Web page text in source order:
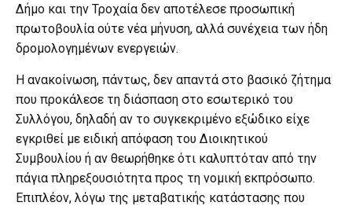
Δήμο και την Τροχαία δεν αποτέλεσε προσωπική
πρωτοβουλία ούτε νέα μήνυση, αλλά συνέχεια των ήδη
δρομολογημένων ενεργειών.
Η ανακοίνωση, πάντως, δεν απαντά στο βασικό ζήτημα
που προκάλεσε τη διάσπαση στο εσωτερικό του
Συλλόγου, δηλαδή αν το συγκεκριμένο εξώδικο είχε
εγκριθεί με ειδική απόφαση του Διοικητικού
Συμβουλίου ή αν θεωρήθηκε ότι καλυπτόταν από την
πάγια πληρεξουσιότητα προς τη νομική εκπρόσωπο.
Επιπλέον, λόγω της μεταβατικής κατάστασης που